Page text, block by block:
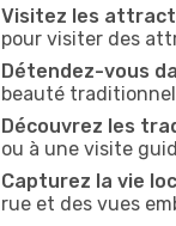
Visitez les
pour visiter des
Détendez-vous
beauté
Découvrez les
ou à une visite
Capturez la vie
rue et des vues